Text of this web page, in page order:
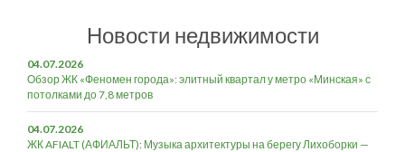
Новости недвижимости
04.07.2026
Обзор ЖК «Феномен города»: элитный квартал у метро «Минская» с
потолками до 7,8 метров
04.07.2026
ЖК AFIALT (АФИАЛЬТ): Музыка архитектуры на берегу Лихоборки —